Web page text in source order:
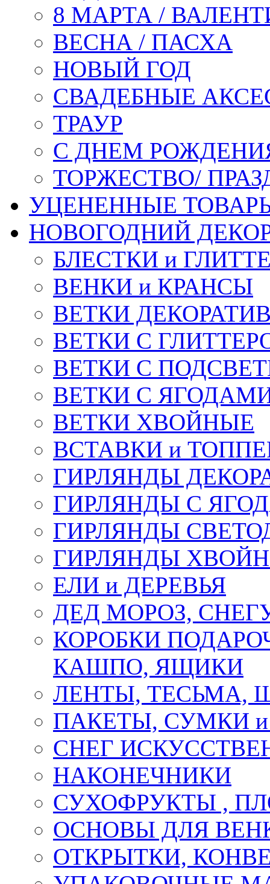
8 МАРТА /
ВЕСНА / ПАСХА
НОВЫЙ ГОД
СВАДЕБНЫЕ
ТРАУР
С ДНЕМ
ТОРЖЕСТВО/
УЦЕНЕННЫЕ
НОВОГОДНИЙ
БЛЕСТКИ и
ВЕНКИ и КРАНСЫ
ВЕТКИ
ВЕТКИ С
ВЕТКИ С
ВЕТКИ С
ВЕТКИ ХВОЙНЫЕ
ВСТАВКИ и
ГИРЛЯНДЫ
ГИРЛЯНДЫ С
ГИРЛЯНДЫ
ГИРЛЯНДЫ
ЕЛИ и ДЕРЕВЬЯ
ДЕД МОРОЗ,
КОРОБКИ
КАШПО, ЯЩИКИ
ЛЕНТЫ, ТЕСЬМА,
ПАКЕТЫ, СУМКИ
СНЕГ
НАКОНЕЧНИКИ
СУХОФРУКТЫ ,
ОСНОВЫ ДЛЯ
ОТКРЫТКИ,